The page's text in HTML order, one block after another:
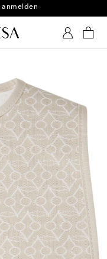
anmelden